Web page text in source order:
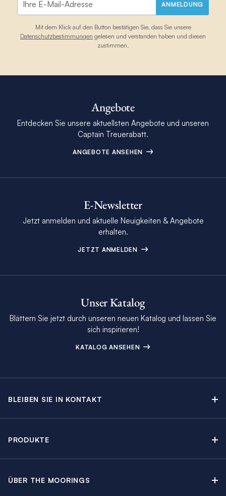
ANMELDUNG
Mit dem Klick auf den Button bestätigen Sie, dass Sie unsere
Datenschutzbestimmungen gelesen und verstanden haben und diesen
zustimmen.
Angebote
Entdecken Sie unsere aktuellsten Angebote und unseren
Captain Treuerabatt.
ANGEBOTE ANSEHEN
E-Newsletter
Jetzt anmelden und aktuelle Neuigkeiten & Angebote
erhalten.
JETZT ANMELDEN
Unser Katalog
Blättern Sie jetzt durch unseren neuen Katalog und lassen Sie
sich inspirieren!
KATALOG ANSEHEN
BLEIBEN SIE IN KONTAKT
The Moorings Revierführer
PRODUKTE
ÜBER THE MOORINGS